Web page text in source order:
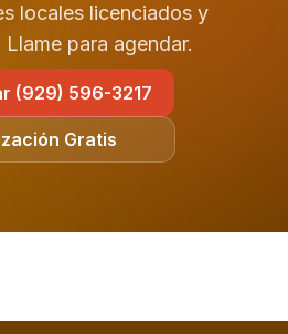
locales licenciados y
para agendar.
(929) 596-3217
Gratis